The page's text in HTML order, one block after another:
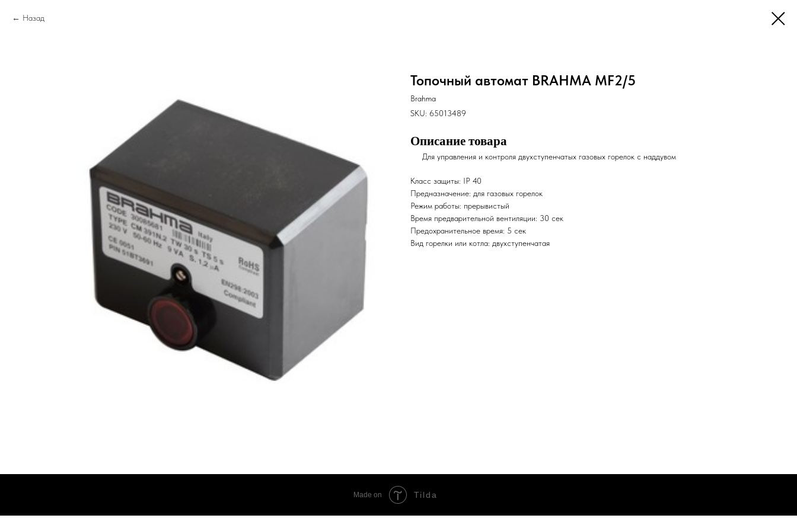
Назад
Топочный автомат BRAHMA MF2/5
Brahma
SKU: 65013489
Описание товара
Для управления и контроля двухступенчатых газовых горелок с наддувом
Класс защиты: IP 40
Предназначение: для газовых горелок
Режим работы: прерывистый
Время предварительной вентиляции: 30 сек
Предохранительное время: 5 сек
Вид горелки или котла: двухступенчатая
Made on Tilda